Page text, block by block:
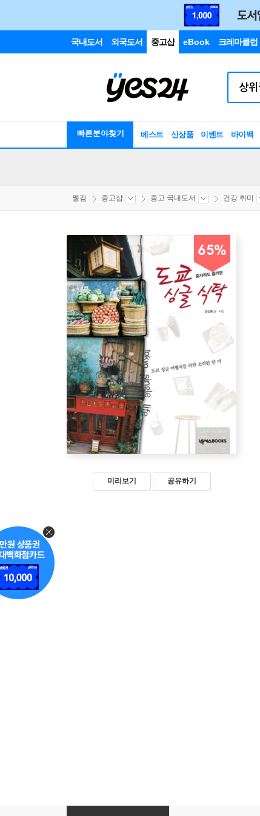
국내도서 외국도서 중고샵 eBook 크레마클럽
빠른분야찾기 베스트 신상품 이벤트 바이백
웰컴 중고샵 중고 국내도서 건강 취미
65%
미리보기 공유하기